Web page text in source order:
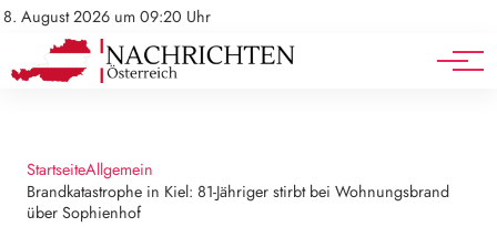
8. August 2026 um 09:20 Uhr
Mediadaten
Werbung
Stellenangebote
Veranstaltungen
StartseiteAllgemein
Brandkatastrophe in Kiel: 81-Jähriger stirbt bei Wohnungsbrand
über Sophienhof